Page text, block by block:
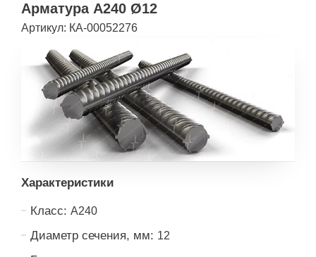
Арматура А240 Ø12
Артикул: КА-00052276
Характеристики
Класс: А240
Диаметр сечения, мм: 12